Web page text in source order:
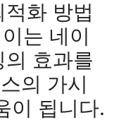
화 방법
는 네이
효과를
의 가시
이 됩니다.